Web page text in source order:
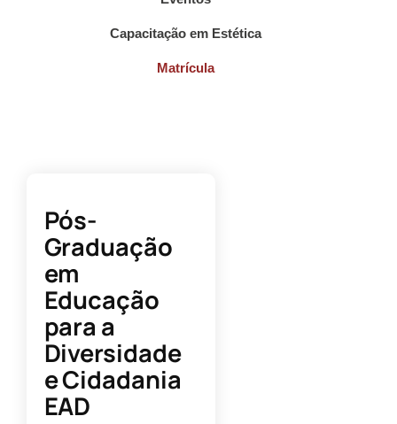
Capacitação em Estética
Matrícula
Pós-
Graduação
em
Educação
para a
Diversidade
e Cidadania
EAD